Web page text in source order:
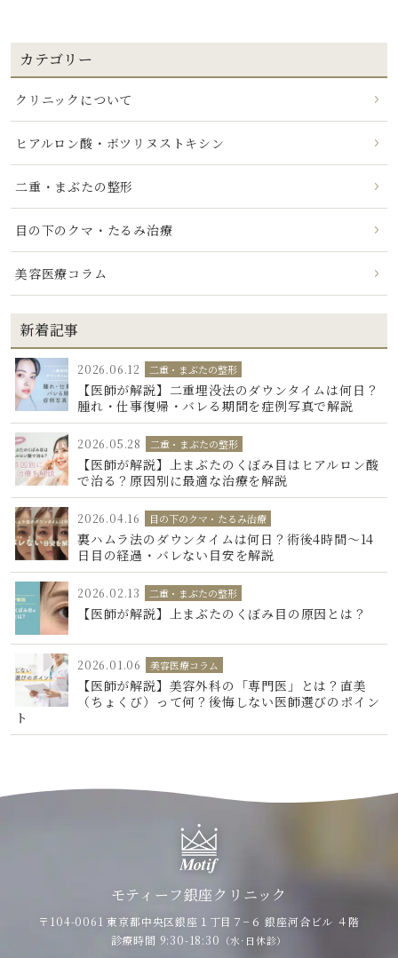
カテゴリー
クリニックについて
ヒアルロン酸・ボツリヌストキシン
二重・まぶたの整形
目の下のクマ・たるみ治療
美容医療コラム
新着記事
2026.06.12 二重・まぶたの整形
【医師が解説】二重埋没法のダウンタイムは何日？
腫れ・仕事復帰・バレる期間を症例写真で解説
2026.05.28 二重・まぶたの整形
【医師が解説】上まぶたのくぼみ目はヒアルロン酸
で治る？原因別に最適な治療を解説
2026.04.16 目の下のクマ・たるみ治療
裏ハムラ法のダウンタイムは何日？術後4時間〜14
日目の経過・バレない目安を解説
2026.02.13 二重・まぶたの整形
【医師が解説】上まぶたのくぼみ目の原因とは？
2026.01.06 美容医療コラム
【医師が解説】美容外科の「専門医」とは？直美
（ちょくび）って何？後悔しない医師選びのポイン
ト
モティーフ銀座クリニック
〒104-0061 東京都中央区銀座１丁目７−６銀座河合ビル ４階
診療時間 9:30-18:30 （水·日休診）